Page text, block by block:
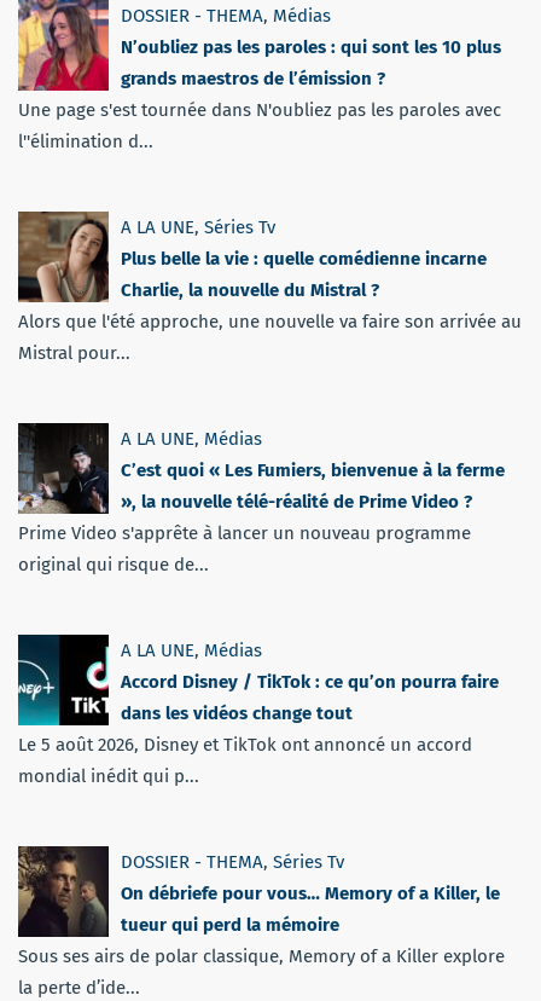
DOSSIER - THEMA, Médias
N’oubliez pas les paroles : qui sont les 10 plus
grands maestros de l’émission ?
Une page s'est tournée dans N'oubliez pas les paroles avec
l''élimination d...
A LA UNE, Séries Tv
Plus belle la vie : quelle comédienne incarne
Charlie, la nouvelle du Mistral ?
Alors que l'été approche, une nouvelle va faire son arrivée au
Mistral pour...
A LA UNE, Médias
C’est quoi « Les Fumiers, bienvenue à la ferme
», la nouvelle télé-réalité de Prime Video ?
Prime Video s'apprête à lancer un nouveau programme
original qui risque de...
A LA UNE, Médias
Accord Disney / TikTok : ce qu’on pourra faire
dans les vidéos change tout
Le 5 août 2026, Disney et TikTok ont annoncé un accord
mondial inédit qui p...
DOSSIER - THEMA, Séries Tv
On débriefe pour vous… Memory of a Killer, le
tueur qui perd la mémoire
Sous ses airs de polar classique, Memory of a Killer explore
la perte d’ide...